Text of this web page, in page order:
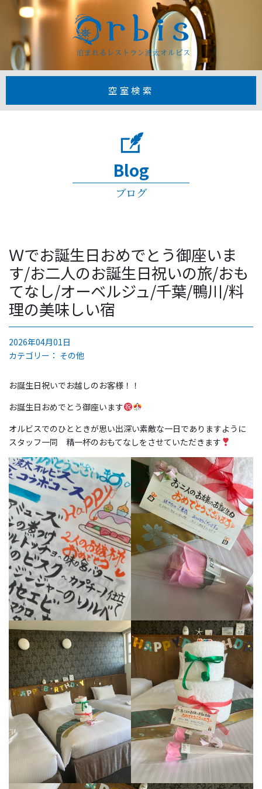
【公式】1日3
空室検索
Blog
ブログ
Ｗでお誕生日おめでとう御座いま
す/お二人のお誕生日祝いの旅/おも
てなし/オーベルジュ/千葉/鴨川/料
理の美味しい宿
2026年04月01日
カテゴリー： その他
お誕生日祝いでお越しのお客様！！
お誕生日おめでとう御座います
オルビスでのひとときが思い出深い素敵な一日でありますように
スタッフ一同 精一杯のおもてなしをさせていただきます